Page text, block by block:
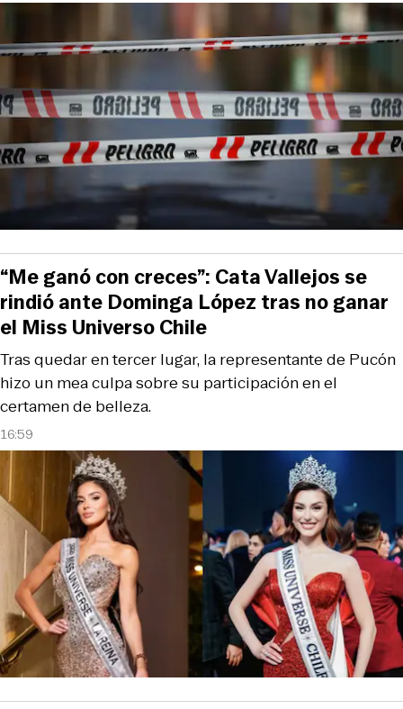
16:59
Tras quedar en tercer lugar, la representante de Pucón
hizo un mea culpa sobre su participación en el
certamen de belleza.
“Me ganó con creces”: Cata Vallejos se
rindió ante Dominga López tras no ganar
el Miss Universo Chile